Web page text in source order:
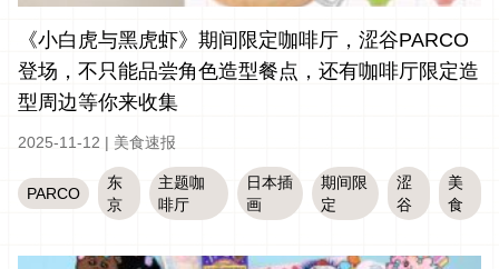
《小白虎与黑虎虾》期间限定咖啡厅，涩谷PARCO
登场，不只能品尝角色造型餐点，还有咖啡厅限定造
型周边等你来收集
2025-11-12 | 美食速报
PARCO
东
京
主题咖
啡厅
日本插
画
期间限
定
涩
谷
美
食